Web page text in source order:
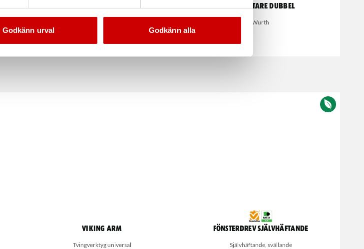
Godkänn urval Godkänn alla
Spiralborr HSS 130° Glaslyftare dubbel
Wurth
Viking arm
Tvingverktyg universal
Fönsterdrev Självhäftande
Självhäftande, svällande